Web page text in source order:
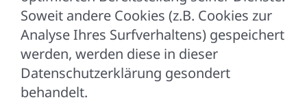
Soweit andere Cookies (z.B. Cookies zur
Analyse Ihres Surfverhaltens) gespeichert
werden, werden diese in dieser
Datenschutzerklärung gesondert
behandelt.